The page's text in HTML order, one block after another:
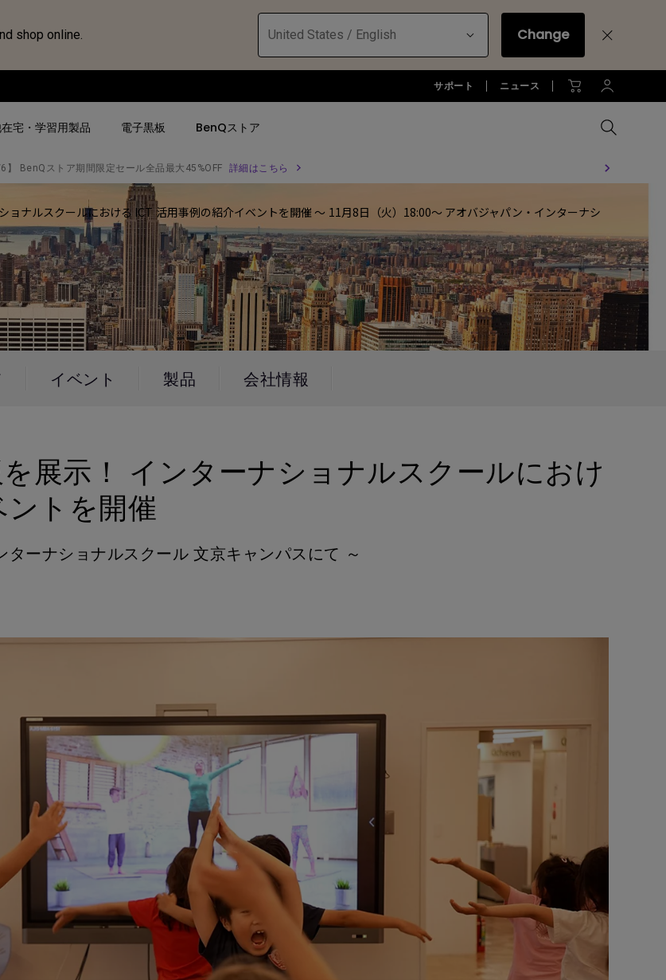
shop online. United States / English Change
サポート ニュース
人気検索
4K UHD (3840×2160)
短焦点
手動縦／手動横台形補正
LED
レーザー
法人/教育関係のお客様
オフィス向け(ビジネス)
教育向け
ゴルフシュミレーター
空間演出用途
全プロジェクターを比較する
アクセサリー
生産終了モデル
プロジェクター新品再生品
シ
選
人気検索
4K UHD(3840x2160)
USB Type-C
高さ調整可
27~28インチ
165Hz
モニターアーム
モニターアーム
全液晶モニターを比較する
法人向け
アクセサリー
ソフトウェア
esports | ZOWIE
全照明製品を比較する
アクセサリー
モニターライト診断
照明に関する知識
オフィス環境とモニターライト
宅・学習用製品
オフィス環境とDP1310
お子様の学びとtreVolo U
電子黒板 BenQストア
】 BenQストア期間限定セール全品最大45%OFF 詳細はこちら
ナルスクールにおける ICT 活用事例の紹介イベントを開催 ～ 11月8日（火）18:00～ アオバジャパン・インターナシ
イベント 製品 会社情報
展示！ インターナショナルスクールにおけ
トを開催
ーナショナルスクール 文京キャンパスにて ～